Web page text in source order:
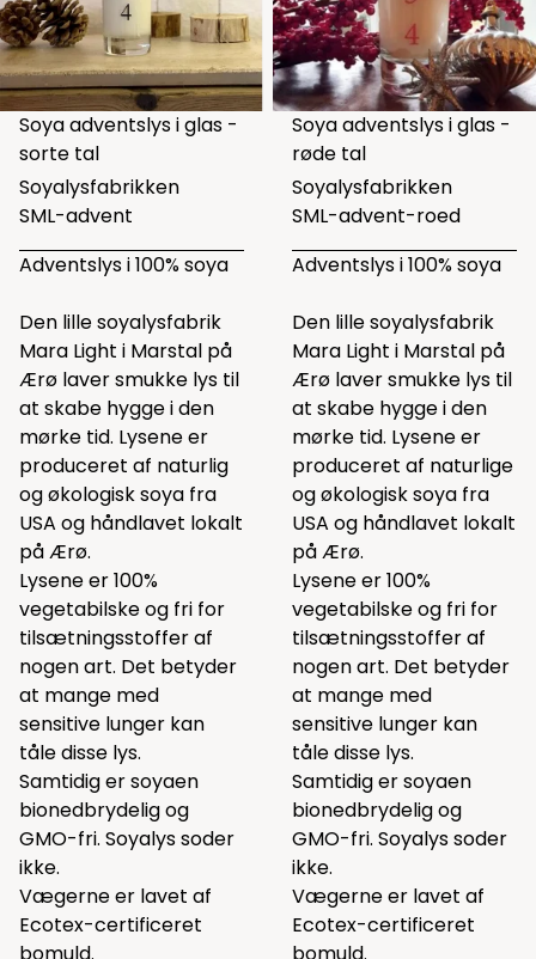
Soya adventslys i glas -
sorte tal
Soyalysfabrikken
SML-advent
Adventslys i 100% soya
Den lille soyalysfabrik
Mara Light i Marstal på
Ærø laver smukke lys til
at skabe hygge i den
mørke tid. Lysene er
produceret af naturlig
og økologisk soya fra
USA og håndlavet lokalt
på Ærø.
Lysene er 100%
vegetabilske og fri for
tilsætningsstoffer af
nogen art. Det betyder
at mange med
sensitive lunger kan
tåle disse lys.
Samtidig er soyaen
bionedbrydelig og
GMO-fri. Soyalys soder
ikke.
Vægerne er lavet af
Ecotex-certificeret
bomuld.
Soya adventslys i glas -
røde tal
Soyalysfabrikken
SML-advent-roed
Adventslys i 100% soya
Den lille soyalysfabrik
Mara Light i Marstal på
Ærø laver smukke lys til
at skabe hygge i den
mørke tid. Lysene er
produceret af naturlige
og økologisk soya fra
USA og håndlavet lokalt
på Ærø.
Lysene er 100%
vegetabilske og fri for
tilsætningsstoffer af
nogen art. Det betyder
at mange med
sensitive lunger kan
tåle disse lys.
Samtidig er soyaen
bionedbrydelig og
GMO-fri. Soyalys soder
ikke.
Vægerne er lavet af
Ecotex-certificeret
bomuld.